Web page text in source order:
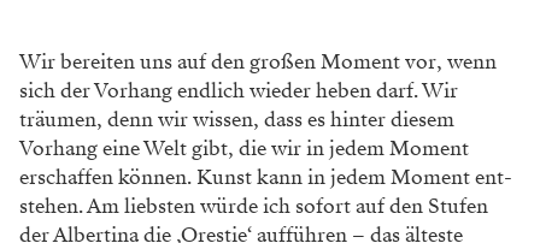
Wir bereiten uns auf den großen Moment vor, wenn
sich der Vorhang endlich wieder heben darf. Wir
träumen, denn wir wissen, dass es hinter diesem
Vorhang eine Welt gibt, die wir in jedem Moment
erschaffen können. Kunst kann in jedem Moment ent­
stehen. Am liebsten würde ich sofort auf den Stufen
der Albertina die ‚Orestie‘ aufführen – das älteste